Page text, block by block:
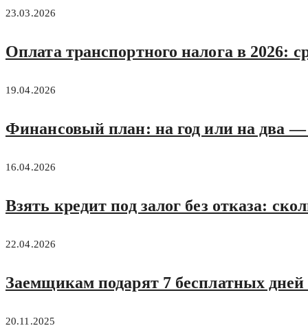
23.03.2026
Оплата транспортного налога в 2026:
19.04.2026
Финансовый план: на год или на два
16.04.2026
Взять кредит под залог без отказа:
22.04.2026
Заемщикам подарят 7 бесплатных
20.11.2025